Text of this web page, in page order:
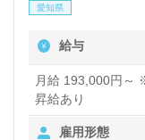
愛知県
給与
月給 193,000円～
昇給あり
雇用形態